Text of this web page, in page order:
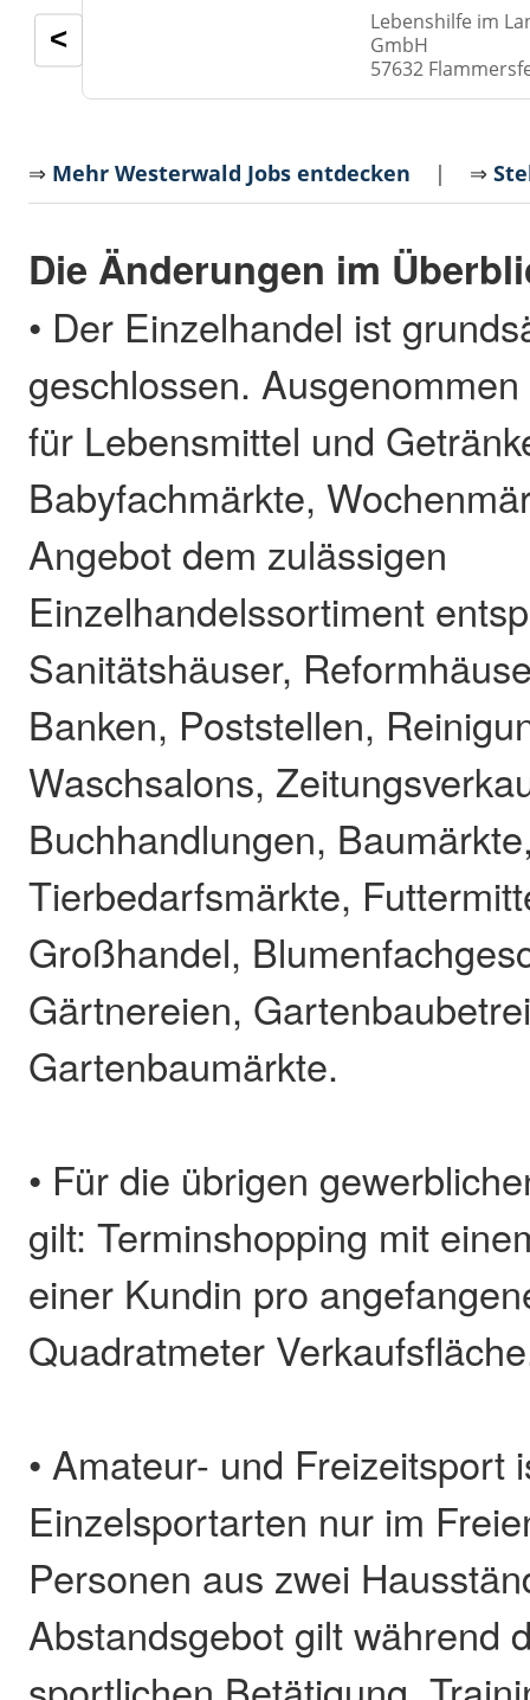
Lebenshilfe im
GmbH
57632
<
⇒ Mehr Westerwald Jobs entdecken | ⇒
Die Änderungen im
• Der Einzelhandel ist
geschlossen.
für Lebensmittel und
Babyfachmärkte,
Angebot dem zulässigen
Einzelhandelssortiment
Sanitätshäuser,
Banken, Poststellen,
Waschsalons,
Buchhandlungen,
Tierbedarfsmärkte,
Großhandel,
Gärtnereien,
Gartenbaumärkte.
• Für die übrigen
gilt: Terminshopping mit
einer Kundin pro
Quadratmeter
• Amateur- und Freizeitsport
Einzelsportarten nur im
Personen aus zwei
Abstandsgebot gilt während